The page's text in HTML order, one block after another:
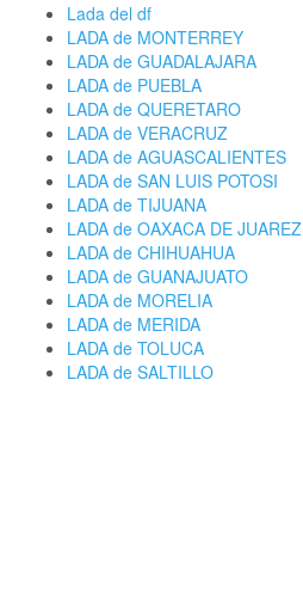
Lada del df
LADA de MONTERREY
LADA de GUADALAJARA
LADA de PUEBLA
LADA de QUERETARO
LADA de VERACRUZ
LADA de AGUASCALIENTES
LADA de SAN LUIS POTOSI
LADA de TIJUANA
LADA de OAXACA DE JUAREZ
LADA de CHIHUAHUA
LADA de GUANAJUATO
LADA de MORELIA
LADA de MERIDA
LADA de TOLUCA
LADA de SALTILLO